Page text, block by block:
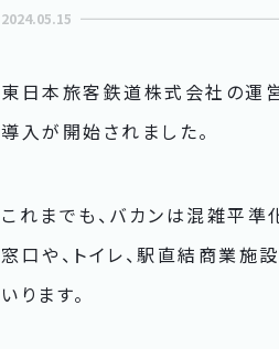
2024.05.15
東日本旅客鉄道株式会社の運
導入が開始されました。
これまでも、バカンは混雑平
窓口や、トイレ、駅直結商業施
いります。